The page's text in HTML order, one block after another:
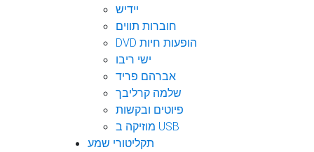
יידיש
חוברות תווים
DVD הופעות חיות
ישי ריבו
אברהם פריד
שלמה קרליבך
פיוטים ובקשות
מוזיקה ב USB
תקליטורי שמע